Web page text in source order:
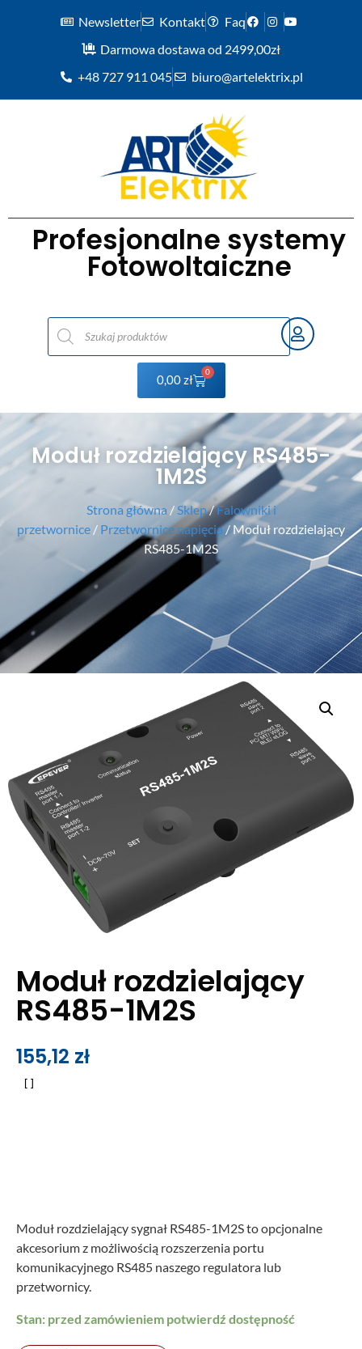
Newsletter Kontakt
Faq
Darmowa dostawa od 2499,00zł
+48 727 911 045
biuro@artelektrix.pl
Profesjonalne systemy
Fotowoltaiczne
0,00zł
0
Moduł rozdzielający RS485-
1M2S
Strona główna / Sklep/Falowniki i
przetwornice / Przetwornice napięcia/ Moduł rozdzielający
RS485-1M2S
Moduł rozdzielający
RS485-1M2S
155,12 zł
Moduł rozdzielający sygnał RS485-1M2S to opcjonalne
akcesorium z możliwością rozszerzenia portu
komunikacyjnego RS485 naszego regulatora lub
przetwornicy.
Stan: przed zamówieniem potwierdź dostępność